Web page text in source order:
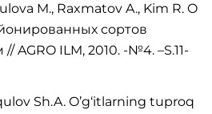
M., Raxmatov A., Kim R. O
сортов
AGRO ILM, 2010. -№4. –S.11-
Sh.A. O’g‘itlarning tuproq